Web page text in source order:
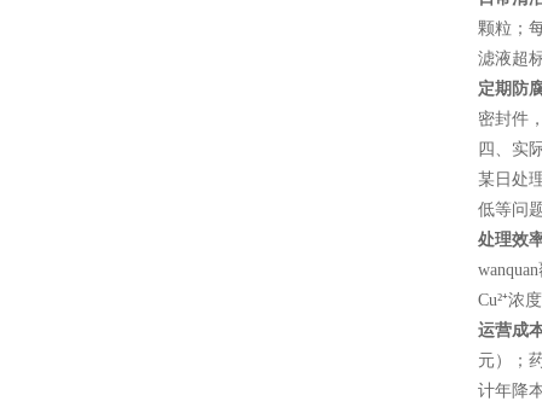
颗粒；
滤液超
定期防
密封件
四、实
某日处
低等问
处理效
Cu²⁺浓
运营成
元）；
计年降